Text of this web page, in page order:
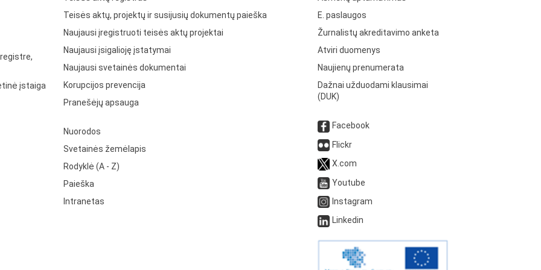
įstaiga
Teisės aktų, projektų ir susijusių dokumentų paieška
Naujausi įregistruoti teisės aktų projektai
Naujausi įsigalioję įstatymai
Naujausi svetainės dokumentai
Korupcijos prevencija
Pranešėjų apsauga
Nuorodos
Svetainės žemėlapis
Rodyklė (A - Z)
Paieška
Intranetas
E. paslaugos
Žurnalistų akreditavimo anketa
Atviri duomenys
Naujienų prenumerata
Dažnai užduodami klausimai
(DUK)
Facebook
Flickr
X.com
Youtube
Instagram
Linkedin